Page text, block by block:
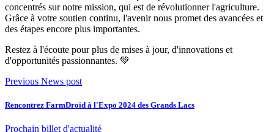
concentrés sur notre mission, qui est de révolutionner l'agriculture.
Grâce à votre soutien continu, l'avenir nous promet des avancées et
des étapes encore plus importantes.
Restez à l'écoute pour plus de mises à jour, d'innovations et
d'opportunités passionnantes. 💚
Previous News post
Rencontrez FarmDroid à l'Expo 2024 des Grands Lacs
Prochain billet d'actualité